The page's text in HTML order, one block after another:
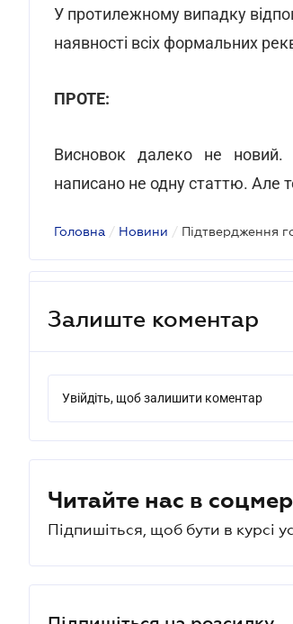
У протилежному випадку
наявності всіх формальних
ПРОТЕ:
Висновок далеко не новий.
написано не одну статтю. Але
Головна / Новини / Підтвердження
Залиште коментар
Увійдіть, щоб залишити коментар
Читайте нас в
Підпишіться, щоб бути в курсі